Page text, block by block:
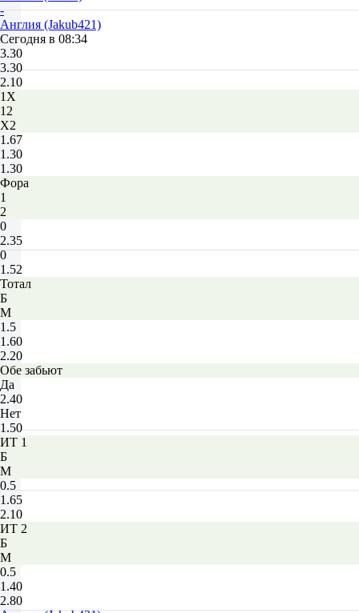
-
Англия (Jakub421)
Сегодня в 08:34
3.30
3.30
2.10
1X
12
X2
1.67
1.30
1.30
Фора
1
2
0
2.35
0
1.52
Тотал
Б
М
1.5
1.60
2.20
Обе забьют
Да
2.40
Нет
1.50
ИТ 1
Б
М
0.5
1.65
2.10
ИТ 2
Б
М
0.5
1.40
2.80